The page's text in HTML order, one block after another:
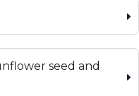
seed and